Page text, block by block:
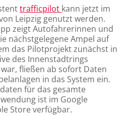
trafficpilot kann jetzt im
Leipzig genutzt werden.
zeigt Autofahrerinnen und
nächstgelegene Ampel auf
das Pilotprojekt zunächst in
des Innenstadtrings
fließen ab sofort Daten
in das System ein.
für das gesamte
ist im Google
Store verfügbar.